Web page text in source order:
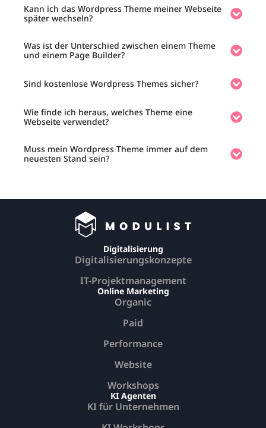
Kann ich das Wordpress Theme meiner Webseite
später wechseln?
Was ist der Unterschied zwischen einem Theme
und einem Page Builder?
Sind kostenlose Wordpress Themes sicher?
Wie finde ich heraus, welches Theme eine
Webseite verwendet?
Muss mein Wordpress Theme immer auf dem
neuesten Stand sein?
Digitalisierung
Digitalisierungskonzepte
IT-Projektmanagement
Online Marketing
Organic
Paid
Performance
Website
Workshops
KI Agenten
KI für Unternehmen